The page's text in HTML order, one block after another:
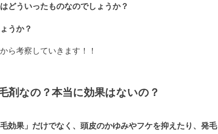
どういったものなのでしょうか？
うか？
ら考察していきます！！
剤なの？本当に効果はないの？
効果」だけでなく、頭皮のかゆみやフケを抑えたり、発毛